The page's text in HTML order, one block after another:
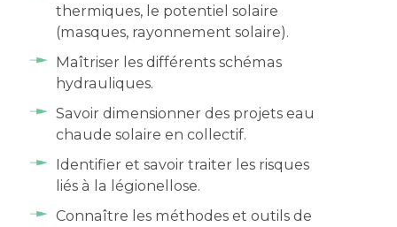
thermiques, le potentiel solaire
(masques, rayonnement solaire).
Maîtriser les différents schémas
hydrauliques.
Savoir dimensionner des projets eau
chaude solaire en collectif.
Identifier et savoir traiter les risques
liés à la légionellose.
Connaître les méthodes et outils de